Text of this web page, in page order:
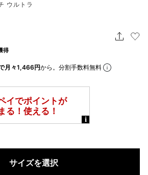
ウルトラ
得
月々1,466円から。分割手数料無料
サイズを選択